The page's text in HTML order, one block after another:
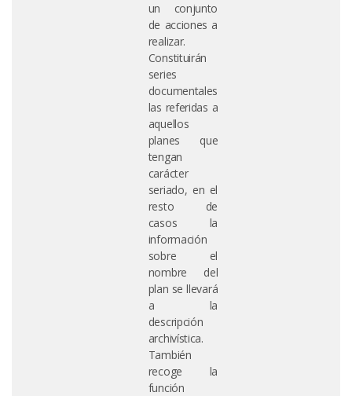
un conjunto
de acciones a
realizar.
Constituirán
series
documentales
las referidas a
aquellos
planes que
tengan
carácter
seriado, en el
resto de
casos la
información
sobre el
nombre del
plan se llevará
a la
descripción
archivística.
También
recoge la
función